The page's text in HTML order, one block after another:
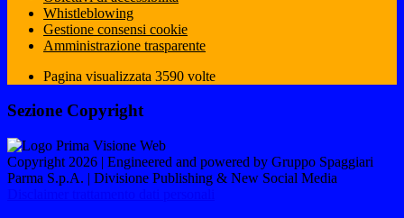
Whistleblowing
Gestione consensi cookie
Amministrazione trasparente
Pagina visualizzata 3590 volte
Sezione Copyright
Copyright 2026 | Engineered and powered by Gruppo Spaggiari
Parma S.p.A. | Divisione Publishing & New Social Media